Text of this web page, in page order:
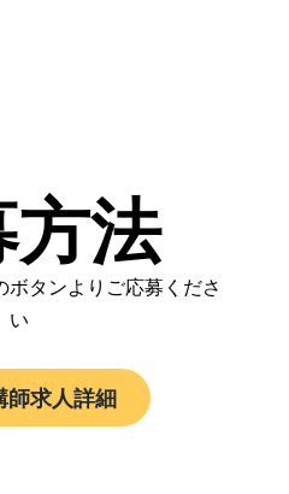
方法
タンよりご応募くださ
い
師求人詳細